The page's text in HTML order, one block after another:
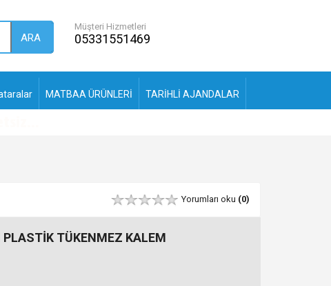
ARA
Müşteri Hizmetleri
05331551469
MATBAA ÜRÜNLERİ TARİHLİ AJANDALAR
Yorumları oku (0)
PLASTİK TÜKENMEZ KALEM